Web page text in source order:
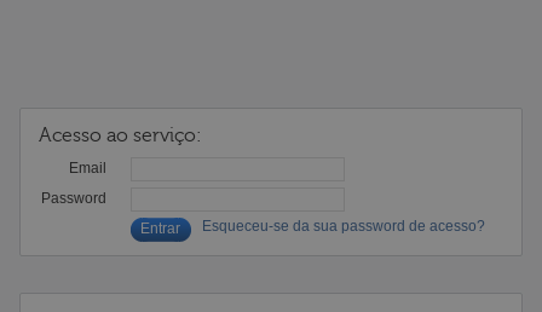
Acesso ao serviço:
Email
Password
Esqueceu-se da sua password de acesso?